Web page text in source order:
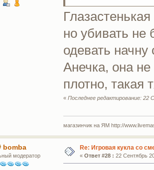
но убивать не
одевать
Анечка, она
плотно, такая
«Последнее редактирование: 22
магазинчик на ЯМ http://
bomba
модератор
Re: Игровая кукла со
« Ответ #28 : 22 Сентябрь